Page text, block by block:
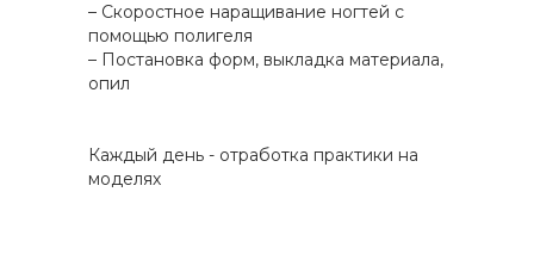
– Скоростное наращивание ногтей с
помощью полигеля
– Постановка форм, выкладка материала,
опил
Каждый день - отработка практики на
моделях